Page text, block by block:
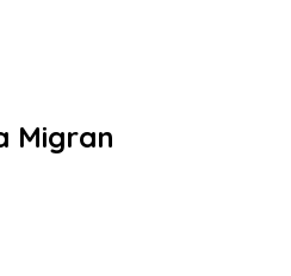
Migran